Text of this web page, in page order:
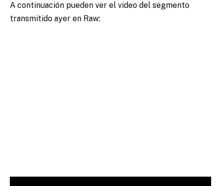
A continuación pueden ver el video del segmento
transmitido ayer en Raw: